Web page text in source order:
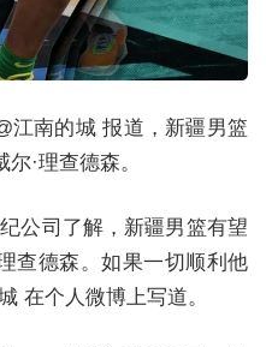
江南的城 报道，新疆男篮
·理查德森。
公司了解，新疆男篮有望
查德森。如果一切顺利他
在个人微博上写道。